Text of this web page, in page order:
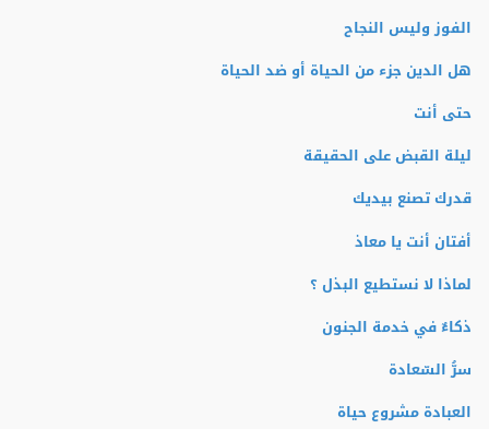
الفوز وليس النجاح
هل الدين جزء من الحياة أو ضد الحياة
حتى أنت
ليلة القبض على الحقيقة
قدرك تصنع بيديك
أفتان أنت يا معاذ
لماذا لا نستطيع البذل ؟
ذكاءٌ في خدمة الجنون
سرُّ السّعادة
العبادة مشروع حياة